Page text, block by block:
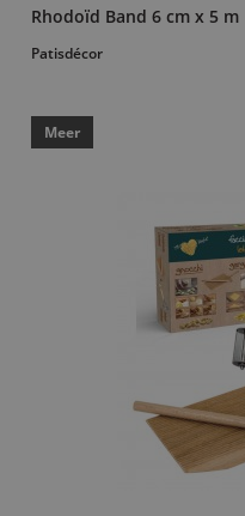
Rhodoïd Band 6 cm x 5 m
Patisdécor
Meer